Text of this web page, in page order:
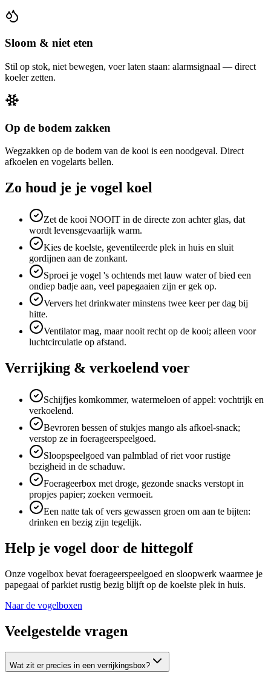
Sloom & niet eten
Stil op stok, niet bewegen, voer laten staan: alarmsignaal — direct
koeler zetten.
Op de bodem zakken
Wegzakken op de bodem van de kooi is een noodgeval. Direct
afkoelen en vogelarts bellen.
Zo houd je je vogel koel
Zet de kooi NOOIT in de directe zon achter glas, dat
wordt levensgevaarlijk warm.
Kies de koelste, geventileerde plek in huis en sluit
gordijnen aan de zonkant.
Sproei je vogel 's ochtends met lauw water of bied een
ondiep badje aan, veel papegaaien zijn er gek op.
Ververs het drinkwater minstens twee keer per dag bij
hitte.
Ventilator mag, maar nooit recht op de kooi; alleen voor
luchtcirculatie op afstand.
Verrijking & verkoelend voer
Schijfjes komkommer, watermeloen of appel: vochtrijk en
verkoelend.
Bevroren bessen of stukjes mango als afkoel-snack;
verstop ze in foerageerspeelgoed.
Sloopspeelgoed van palmblad of riet voor rustige
bezigheid in de schaduw.
Foerageerbox met droge, gezonde snacks verstopt in
propjes papier; zoeken vermoeit.
Een natte tak of vers gewassen groen om aan te bijten:
drinken en bezig zijn tegelijk.
Help je vogel door de hittegolf
Onze vogelbox bevat foerageerspeelgoed en sloopwerk waarmee je
papegaai of parkiet rustig bezig blijft op de koelste plek in huis.
Naar de vogelboxen
Veelgestelde vragen
Wat zit er precies in een verrijkingsbox?